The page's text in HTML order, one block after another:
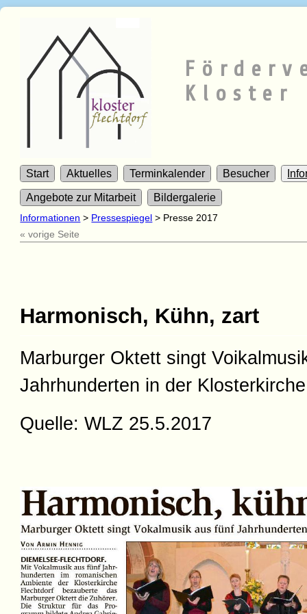
Kloster
Start Aktuelles Terminkalender Besucher
Angebote zur Mitarbeit Bildergalerie
Informationen > Pressespiegel > Presse 2017
« vorige Seite
Harmonisch, Kühn, zart
Marburger Oktett singt
Jahrhunderten in der Klosterkirche
Quelle: WLZ 25.5.2017